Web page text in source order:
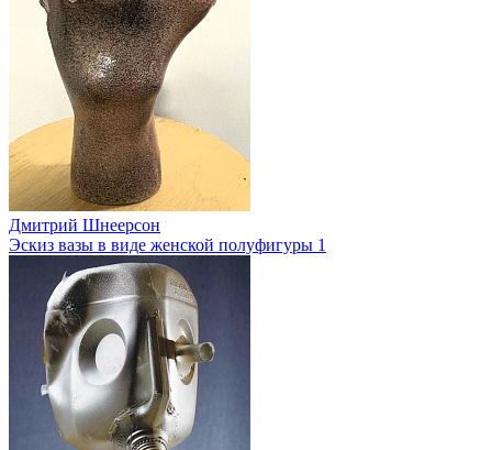
Дмитрий Шнеерсон
Эскиз вазы в виде женской полуфигуры 1